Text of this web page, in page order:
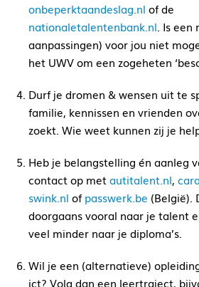
onbeperktaandeslag.nl of de
nationaletalentenbank.nl. Is een
aanpassingen) voor jou niet
het UWV om een zogeheten
Durf je dromen & wensen uit te
familie, kennissen en vrienden
zoekt. Wie weet kunnen zij je
Heb je belangstelling én aanleg
contact op metautitalent.nl,
swink.nl of passwerk.be (België).
doorgaans vooral naar je talent
veel minder naar je diploma’s.
Wil je een (alternatieve)
ict? Volg dan een leertraject,